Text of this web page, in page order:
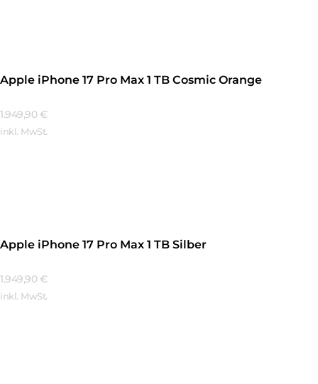
Apple iPhone 17 Pro Max 1 TB Cosmic Orange
1.949,90 €
inkl. MwSt.
Apple iPhone 17 Pro Max 1 TB Silber
1.949,90 €
inkl. MwSt.